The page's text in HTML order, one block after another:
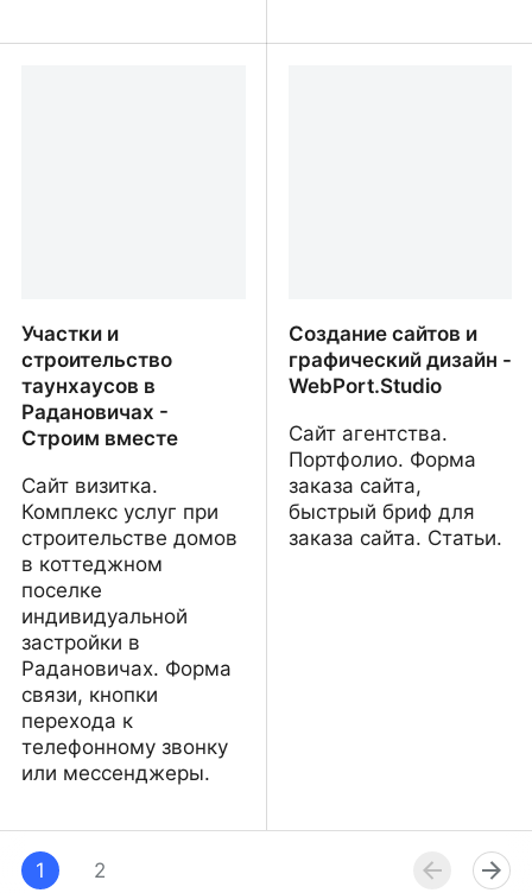
Участки и
строительство
таунхаусов в
Радановичах -
Строим вместе
Сайт визитка.
Комплекс услуг при
строительстве домов
в коттеджном
поселке
индивидуальной
застройки в
Радановичах. Форма
связи, кнопки
перехода к
телефонному звонку
или мессенджеры.
строительство
Создание сайтов и
графический дизайн -
WebPort.Studio
Сайт агентства.
Портфолио. Форма
заказа сайта,
быстрый бриф для
заказа сайта. Статьи.
графический дизайн -
1 2